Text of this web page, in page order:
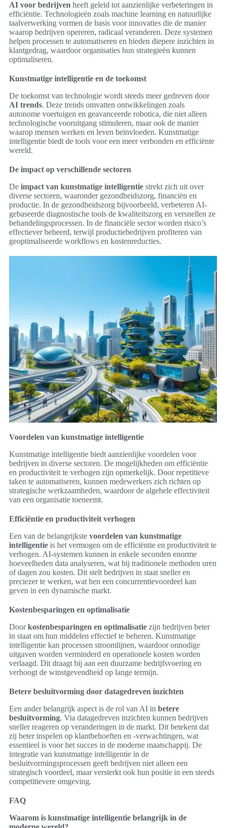
AI voor bedrijven heeft geleid tot aanzienlijke verbeteringen in
efficiëntie. Technologieën zoals machine learning en natuurlijke
taalverwerking vormen de basis voor innovaties die de manier
waarop bedrijven opereren, radicaal veranderen. Deze systemen
helpen processen te automatiseren en bieden diepere inzichten in
klantgedrag, waardoor organisaties hun strategieën kunnen
optimaliseren.
Kunstmatige intelligentie en de toekomst
De toekomst van technologie wordt steeds meer gedreven door
AI trends. Deze trends omvatten ontwikkelingen zoals
autonome voertuigen en geavanceerde robotica, die niet alleen
technologische vooruitgang stimuleren, maar ook de manier
waarop mensen werken en leven beïnvloeden. Kunstmatige
intelligentie biedt de tools voor een meer verbonden en efficiënte
wereld.
De impact op verschillende sectoren
De impact van kunstmatige intelligentie strekt zich uit over
diverse sectoren, waaronder gezondheidszorg, financiën en
productie. In de gezondheidszorg bijvoorbeeld, verbeteren AI-
gebaseerde diagnostische tools de kwaliteitszorg en versnellen ze
behandelingsprocessen. In de financiële sector worden risico’s
effectiever beheerd, terwijl productiebedrijven profiteren van
geoptimaliseerde workflows en kostenreducties.
Voordelen van kunstmatige intelligentie
Kunstmatige intelligentie biedt aanzienlijke voordelen voor
bedrijven in diverse sectoren. De mogelijkheden om efficiëntie
en productiviteit te verhogen zijn opmerkelijk. Door repetitieve
taken te automatiseren, kunnen medewerkers zich richten op
strategische werkzaamheden, waardoor de algehele effectiviteit
van een organisatie toeneemt.
Efficiëntie en productiviteit verhogen
Een van de belangrijkste voordelen van kunstmatige
intelligentie is het vermogen om de efficiëntie en productiviteit te
verhogen. AI-systemen kunnen in enkele seconden enorme
hoeveelheden data analyseren, wat bij traditionele methoden uren
of dagen zou kosten. Dit stelt bedrijven in staat sneller en
preciezer te werken, wat hen een concurrentievoordeel kan
geven in een dynamische markt.
Kostenbesparingen en optimalisatie
Doorkostenbesparingen en optimalisatie zijn bedrijven beter
in staat om hun middelen effectief te beheren. Kunstmatige
intelligentie kan processen stroomlijnen, waardoor onnodige
uitgaven worden verminderd en operationele kosten worden
verlaagd. Dit draagt bij aan een duurzame bedrijfsvoering en
verhoogt de winstgevendheid op lange termijn.
Betere besluitvorming door datagedreven inzichten
Een ander belangrijk aspect is de rol van AI in betere
besluitvorming. Via datagedreven inzichten kunnen bedrijven
sneller reageren op veranderingen in de markt. Dit betekent dat
zij beter inspelen op klantbehoeften en -verwachtingen, wat
essentieel is voor het succes in de moderne maatschappij. De
integratie van kunstmatige intelligentie in de
besluitvormingsprocessen geeft bedrijven niet alleen een
strategisch voordeel, maar versterkt ook hun positie in een steeds
competitievere omgeving.
FAQ
Waarom is kunstmatige intelligentie belangrijk in de